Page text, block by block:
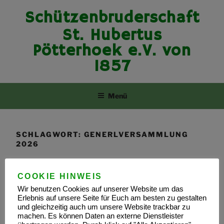
Schützenbruderschaft
St. Hubertus
Pötterhoek e.V. von
1857
Menü
SCHLAGWORT: GENERLVERSAMMLUNG
2026
Generalversammlung 2026 – 22.11.2026
Datum: 22.11.2026
Wo: Festsaal „Dat Handorfer Huus“
COOKIE HINWEIS
Wir benutzen Cookies auf unserer Website um das
Erlebnis auf unsere Seite für Euch am besten zu gestalten
und gleichzeitig auch um unsere Website trackbar zu
machen. Es können Daten an externe Dienstleister